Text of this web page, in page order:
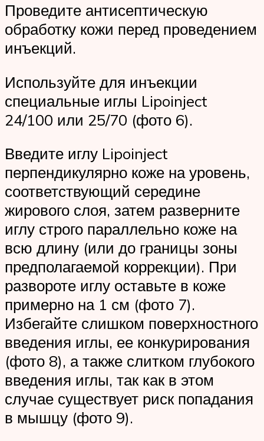
Проведите антисептическую
обработку кожи перед проведением
инъекций.
Используйте для инъекции
специальные иглы Lipoinject
24/100 или 25/70 (фото 6).
Введите иглу Lipoinject
перпендикулярно коже на уровень,
соответствующий середине
жирового слоя, затем разверните
иглу строго параллельно коже на
всю длину (или до границы зоны
предполагаемой коррекции). При
развороте иглу оставьте в коже
примерно на 1 см (фото 7).
Избегайте слишком поверхностного
введения иглы, ее конкурирования
(фото 8), а также слитком глубокого
введения иглы, так как в этом
случае существует риск попадания
в мышцу (фото 9).